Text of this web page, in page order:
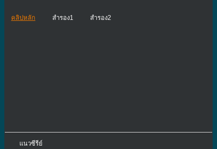
คลิปหลัก สำรอง1 สำรอง2
แนวซีรีย์